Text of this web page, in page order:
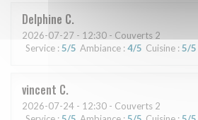
Delphine C
2026-07-27 - 12:30 - Couverts 2
Service : 5/5 Ambiance : 4/5 Cuisine : 5/5
vincent C
2026-07-24 - 12:30 - Couverts 2